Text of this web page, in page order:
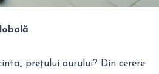
prețului aurului? Din cerere